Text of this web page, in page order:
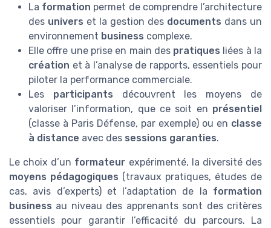
La formation permet de comprendre l’architecture
des univers et la gestion des documents dans un
environnement business complexe.
Elle offre une prise en main des pratiques liées à la
création et à l’analyse de rapports, essentiels pour
piloter la performance commerciale.
Les participants découvrent les moyens de
valoriser l’information, que ce soit en présentiel
(classe à Paris Défense, par exemple) ou en classe
à distance avec des sessions garanties.
Le choix d’un formateur expérimenté, la diversité des
moyens pédagogiques (travaux pratiques, études de
cas, avis d’experts) et l’adaptation de la formation
business au niveau des apprenants sont des critères
essentiels pour garantir l’efficacité du parcours. La